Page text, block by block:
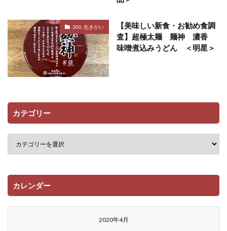
300. 生きがい
【美味しい新食・お勧め食調
査】超極太麺 麺神 濃香
味噌煮込みうどん ＜明星＞
カテゴリー
カレンダー
2020年4月